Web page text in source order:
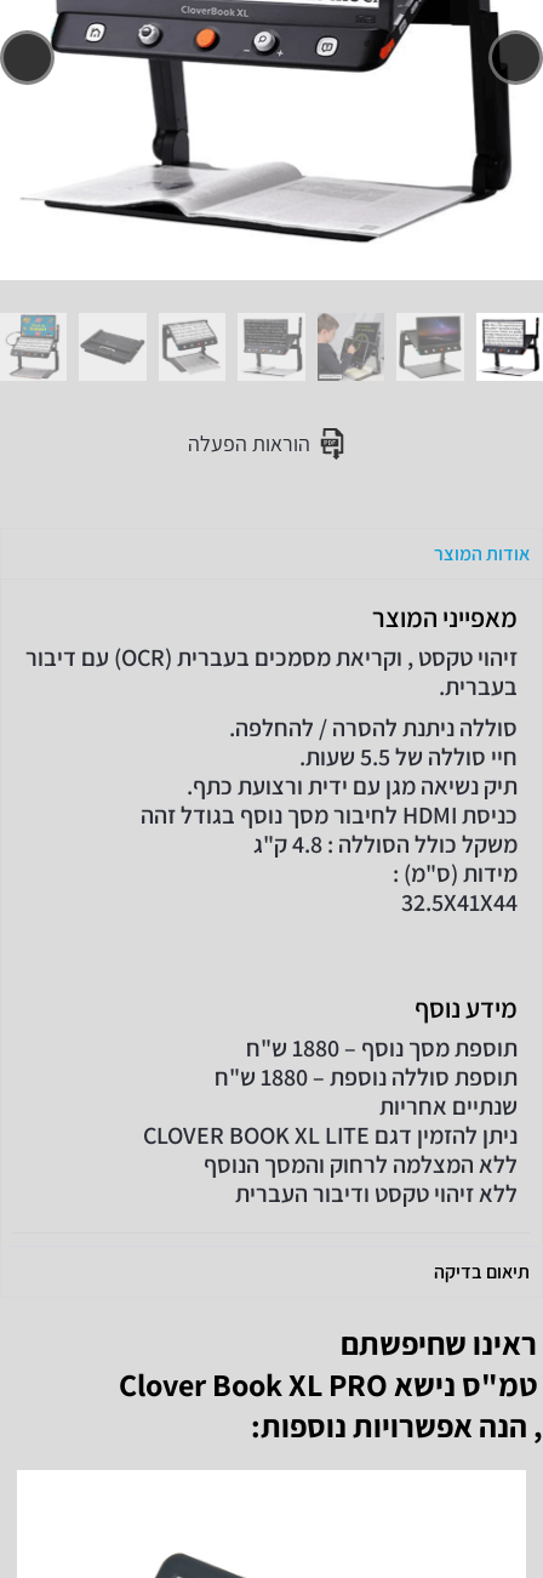
הוראות הפעלה
אודות המוצר
מאפייני המוצר
זיהוי טקסט , וקריאת מסמכים בעברית (OCR) עם דיבור
בעברית.
סוללה ניתנת להסרה / להחלפה.
חיי סוללה של 5.5 שעות.
תיק נשיאה מגן עם ידית ורצועת כתף.
כניסת HDMI לחיבור מסך נוסף בגודל זהה
משקל כולל הסוללה : 4.8 ק"ג
מידות (ס"מ) :
32.5X41X44
מידע נוסף
תוספת מסך נוסף – 1880 ש"ח
תוספת סוללה נוספת – 1880 ש"ח
שנתיים אחריות
ניתן להזמין דגם CLOVER BOOK XL LITE
ללא המצלמה לרחוק והמסך הנוסף
ללא זיהוי טקסט ודיבור העברית
תיאום בדיקה
ראינו שחיפשתם
טמ"ס נישא Clover Book XL PRO
, הנה אפשרויות נוספות: